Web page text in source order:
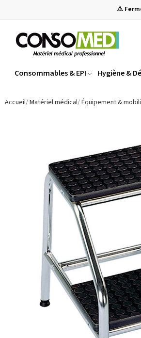
⚠️
Consommables & EPI Hygiène &
Accueil Matériel médical Équipement &